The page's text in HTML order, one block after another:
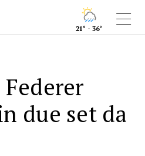
21° - 36°
due set da